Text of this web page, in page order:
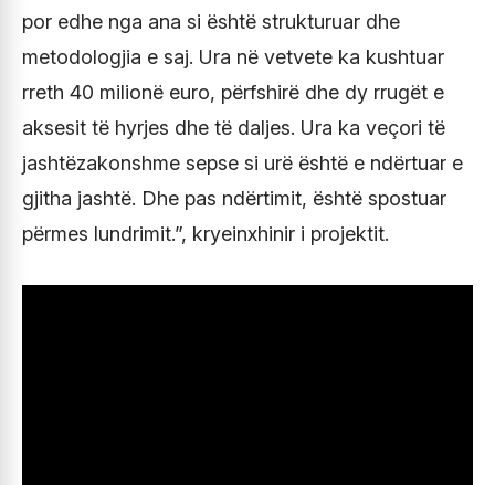
por edhe nga ana si është strukturuar dhe
metodologjia e saj. Ura në vetvete ka kushtuar
rreth 40 milionë euro, përfshirë dhe dy rrugët e
aksesit të hyrjes dhe të daljes. Ura ka veçori të
jashtëzakonshme sepse si urë është e ndërtuar e
gjitha jashtë. Dhe pas ndërtimit, është spostuar
përmes lundrimit.”, kryeinxhinir i projektit.